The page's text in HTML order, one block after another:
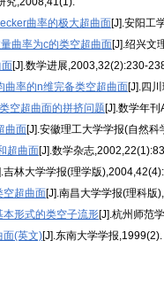
曲率的极大超曲面[J].安阳工
曲率为c的类空超曲面[J].绍兴文
[J].数学进展,2003,32(2):230-
曲率的n维完备类空超曲面[J].四
空超曲面的拼挤问题[J].数学年
曲面[J].安徽理工大学学报(自然
超曲面[J].数学杂志
吉林大学学报(理学版
空超曲面[J].南昌大学学报(理科
形式的类空子流形[J].杭州师范
面(英文)[J].东南大学学报,1999(2).